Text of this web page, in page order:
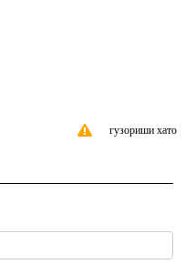
гузориши хато